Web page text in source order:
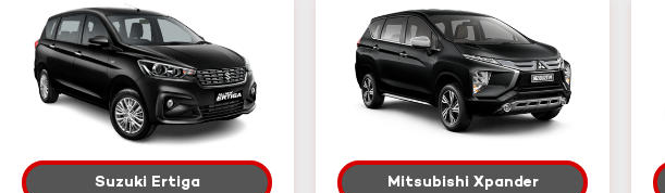
Suzuki Ertiga Mitsubishi Xpander